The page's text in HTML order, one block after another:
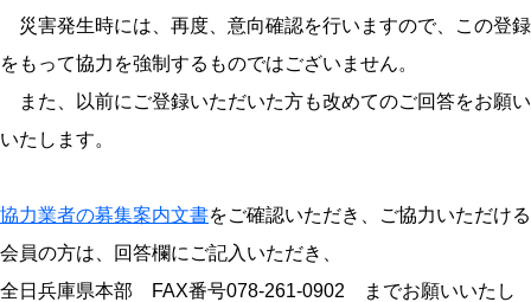
災害発生時には、再度、意向確認を行いますので、この登録
をもって協力を強制するものではございません。
また、以前にご登録いただいた方も改めてのご回答をお願い
いたします。
協力業者の募集案内文書をご確認いただき、ご協力いただける
会員の方は、回答欄にご記入いただき、
全日兵庫県本部 FAX番号078-261-0902 までお願いいたし